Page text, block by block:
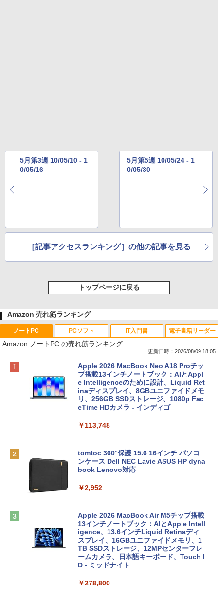
5月第3週 10/05/10 - 1
0/05/16
5月第5週 10/05/24 - 1
0/05/30
［記事アクセスランキング］の他の記事を見る
トップページに戻る
Amazon 売れ筋ランキング
ノートPC
Amazon ノートPC の売れ筋ランキング
更新日時：2026/08/09 18:05
Apple 2026 MacBook Neo A18 Proチッ
プ搭載13インチノートブック：AIとAppl
e Intelligenceのために設計、Liquid Ret
inaディスプレイ、8GBユニファイドメモ
リ、256GB SSDストレージ、1080p Fac
eTime HDカメラ - インディゴ
￥113,748
tomtoc 360°保護 15.6 16インチ パソコ
ンケース Dell NEC Lavie ASUS HP dyna
book Lenovo対応
￥2,952
Apple 2026 MacBook Air M5チップ搭載
13インチノートブック：AIとApple Intell
igence、13.6インチLiquid Retinaディ
スプレイ、16GBユニファイドメモリ、1
TB SSDストレージ、12MPセンターフレ
ームカメラ、日本語キーボード、Touch I
D - ミッドナイト
￥278,800
PCソフト IT入門書 電子書籍リーダー